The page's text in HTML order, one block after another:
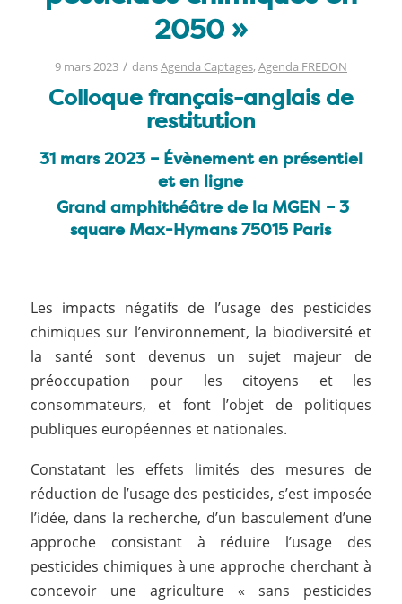
2050 »
9 mars 2023 / dansAgenda Captages, Agenda FREDON
Colloque français-anglais de
restitution
31 mars 2023 – Évènement en présentiel
et en ligne
Grand amphithéâtre de la MGEN – 3
square Max-Hymans 75015 Paris
Les impacts négatifs de l’usage des pesticides
chimiques sur l’environnement, la biodiversité et
la santé sont devenus un sujet majeur de
préoccupation pour les citoyens et les
consommateurs, et font l’objet de politiques
publiques européennes et nationales.
Constatant les effets limités des mesures de
réduction de l’usage des pesticides, s’est imposée
l’idée, dans la recherche, d’un basculement d’une
approche consistant à réduire l’usage des
pesticides chimiques à une approche cherchant à
concevoir une agriculture « sans pesticides